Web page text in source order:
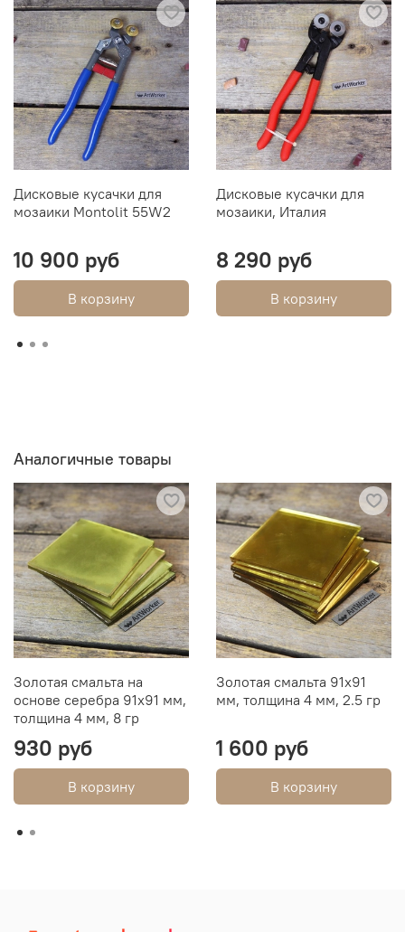
Дисковые кусачки для
мозаики Montolit 55W2
10 900 руб
В корзину
Дисковые кусачки для
мозаики, Италия
8 290 руб
В корзину
Аналогичные товары
Золотая смальта на
основе серебра 91х91 мм,
толщина 4 мм, 8 гр
930 руб
В корзину
Золотая смальта 91х91
мм, толщина 4 мм, 2.5 гр
1 600 руб
В корзину